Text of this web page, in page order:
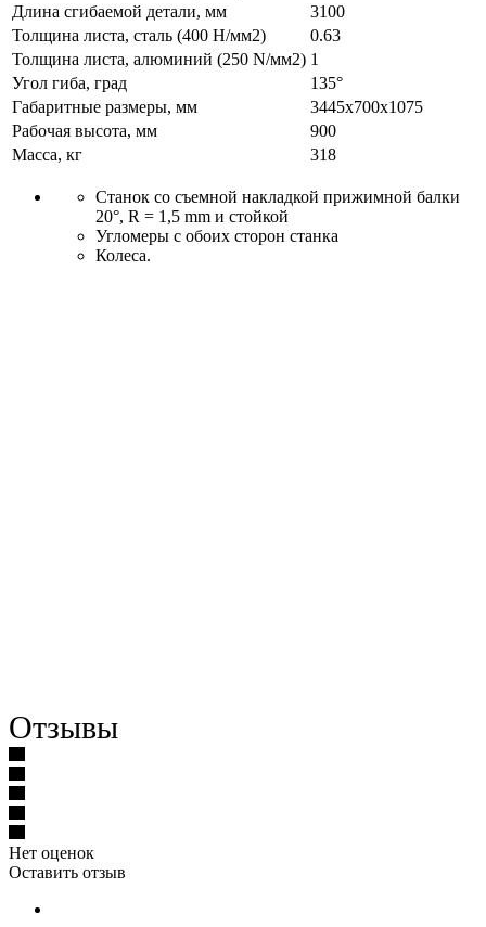
Длина сгибаемой детали, мм
3100
Толщина листа, сталь (400 Н/мм2)
0.63
Толщина листа, алюминий (250 N/мм2) 1
Угол гиба, град
135°
Габаритные размеры, мм
3445x700x1075
Рабочая высота, мм
900
Масса, кг
318
Станок со съемной накладкой прижимной балки
20°, R = 1,5 mm и стойкой
Угломеры с обоих сторон станка
Колеса.
Отзывы
Нет оценок
Оставить отзыв